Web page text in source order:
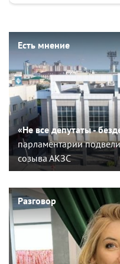
Есть мнение
«Не все депутаты -
парламентарии
созыва АКЗС
Разговор